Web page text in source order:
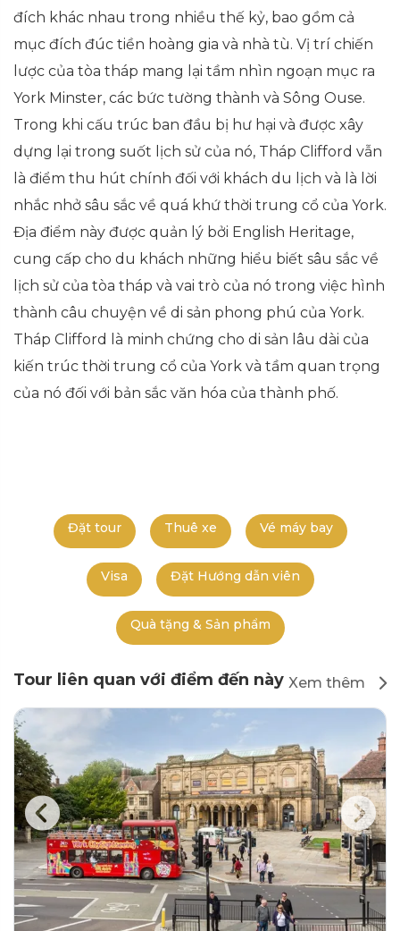
đích khác nhau trong nhiều thế kỷ, bao gồm cả
mục đích đúc tiền hoàng gia và nhà tù. Vị trí chiến
lược của tòa tháp mang lại tầm nhìn ngoạn mục ra
York Minster, các bức tường thành và Sông Ouse.
Trong khi cấu trúc ban đầu bị hư hại và được xây
dựng lại trong suốt lịch sử của nó, Tháp Clifford vẫn
là điểm thu hút chính đối với khách du lịch và là lời
nhắc nhở sâu sắc về quá khứ thời trung cổ của York.
Địa điểm này được quản lý bởi English Heritage,
cung cấp cho du khách những hiểu biết sâu sắc về
lịch sử của tòa tháp và vai trò của nó trong việc hình
thành câu chuyện về di sản phong phú của York.
Tháp Clifford là minh chứng cho di sản lâu dài của
kiến trúc thời trung cổ của York và tầm quan trọng
của nó đối với bản sắc văn hóa của thành phố.
Đặt tour Thuê xe Vé máy bay
Visa Đặt Hướng dẫn viên
Quà tặng & Sản phẩm
Tour liên quan với điểm đến này Xem thêm